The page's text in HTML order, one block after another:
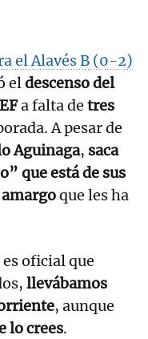
el Alavés B (0-2)
eldescenso del
a falta de tres
A pesar de
Aguinaga, saca
que está de sus
amargoque les ha
oficial que
llevábamos
, aunque
lo crees.